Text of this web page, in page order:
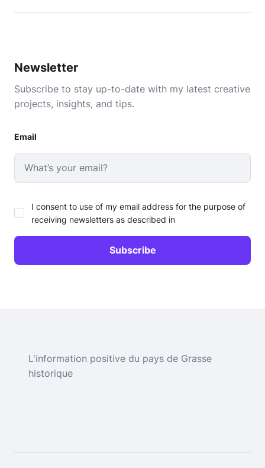
Newsletter
Subscribe to stay up-to-date with my latest creative
projects, insights, and tips.
Email
I consent to use of my email address for the purpose of
receiving newsletters as described in
L'information positive du pays de Grasse
historique